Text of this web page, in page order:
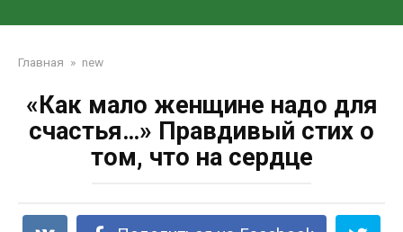
Главная » new
«Как мало женщине надо для
счастья…» Правдивый стих о
том, что на сердце